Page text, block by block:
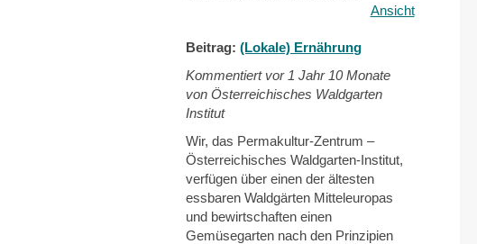
Ansicht
Beitrag:(Lokale) Ernährung
Kommentiert vor 1 Jahr 10 Monate
von Österreichisches Waldgarten
Institut
Wir, das Permakultur-Zentrum –
Österreichisches Waldgarten-Institut,
verfügen über einen der ältesten
essbaren Waldgärten Mitteleuropas
und bewirtschaften einen
Gemüsegarten nach den Prinzipien